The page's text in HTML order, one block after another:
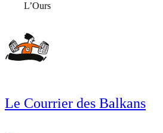
L’Ours
Le Courrier des Balkans